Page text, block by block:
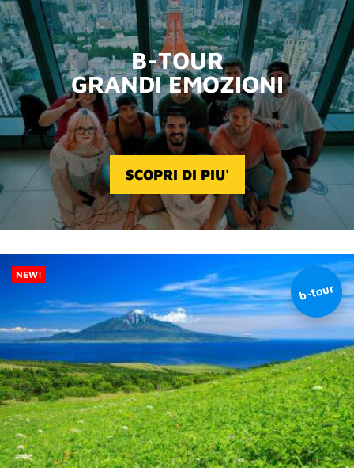
B-TOUR
GRANDI EMOZIONI
SCOPRI DI PIU'
NEW!